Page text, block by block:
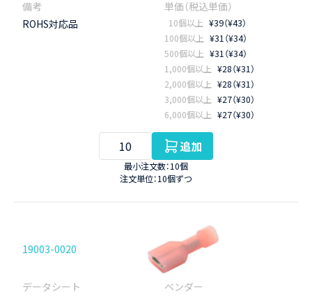
ROHS対応品 10個以上 ¥39（¥43）
100個以上 ¥31（¥34）
500個以上 ¥31（¥34）
1,000個以上 ¥28（¥31）
2,000個以上 ¥28（¥31）
3,000個以上 ¥27（¥30）
6,000個以上 ¥27（¥30）
追加
最小注文数：10個
注文単位：10個ずつ
19003-0020